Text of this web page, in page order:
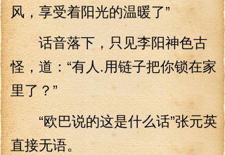
风，享受着阳光的温暖了”
话音落下，只见李阳神色古
怪，道：“有人.用链子把你锁在家
里了？”
“欧巴说的这是什么话”张元英
直接无语。